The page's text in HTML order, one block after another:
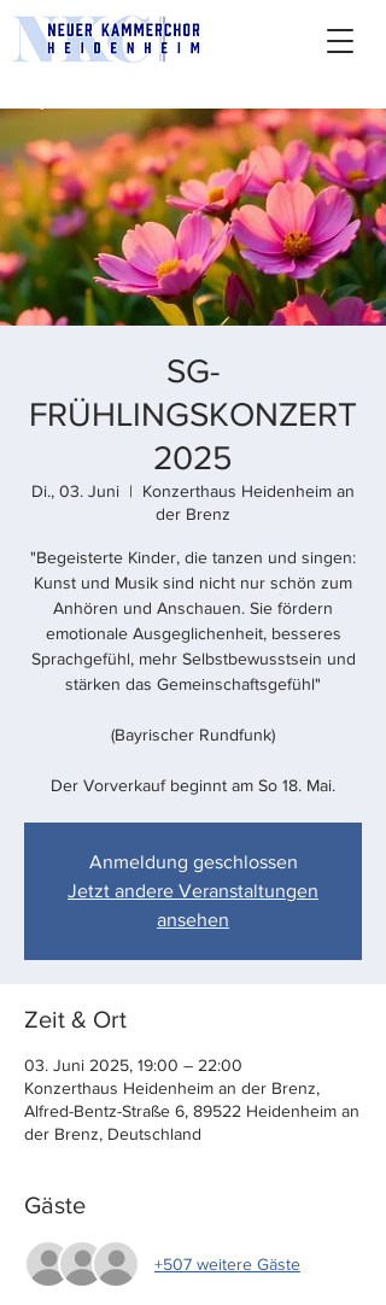
SG-
FRÜHLINGSKONZERT
2025
Di., 03. Juni
  |
Konzerthaus Heidenheim an
der Brenz
"Begeisterte Kinder, die tanzen und singen:
Kunst und Musik sind nicht nur schön zum
Anhören und Anschauen. Sie fördern
emotionale Ausgeglichenheit, besseres
Sprachgefühl, mehr Selbstbewusstsein und
stärken das Gemeinschaftsgefühl"
(Bayrischer Rundfunk)
Der Vorverkauf beginnt am So 18. Mai.
Anmeldung geschlossen
Jetzt andere Veranstaltungen
ansehen
Zeit & Ort
03. Juni 2025, 19:00 – 22:00
Konzerthaus Heidenheim an der Brenz,
Alfred-Bentz-Straße 6, 89522 Heidenheim an
der Brenz, Deutschland
Gäste
+507 weitere Gäste